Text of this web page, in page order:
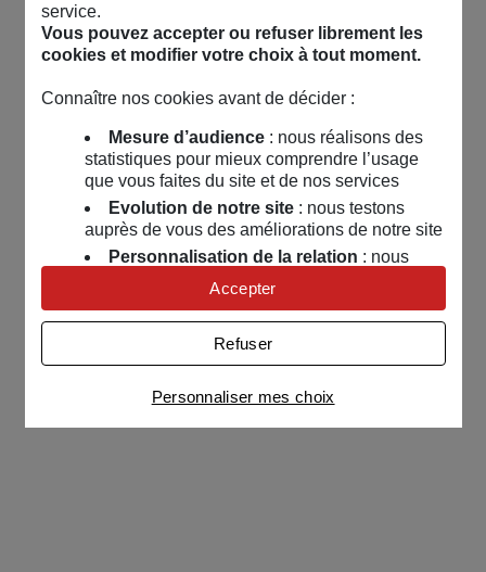
service.
Vous pouvez accepter ou refuser librement les
cookies et modifier votre choix à tout moment.
Connaître nos cookies avant de décider :
Mesure d’audience: nous réalisons des
statistiques pour mieux comprendre l’usage
que vous faites du site et de nos services
Evolution de notre site: nous testons
auprès de vous des améliorations de notre site
Personnalisation de la relation : nous
nous servons de cookies pour adapter nos
contenus et personnaliser nos offres
Univers publicitaire: nous utilisons avec
nos partenaires des cookies pour afficher des
publicités personnalisées
Connaître notre politique cookies et la liste de nos
partenaires
Personnaliser mes choix
Refuser
Accepter